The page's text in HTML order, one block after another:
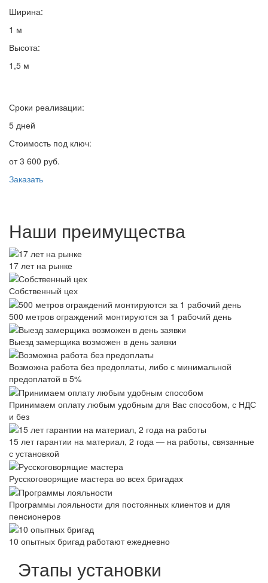
Ширина:
1 м
Высота:
1,5 м
Сроки реализации:
5 дней
Стоимость под ключ:
от 3 600 руб.
Заказать
Наши преимущества
17 лет на рынке
Собственный цех
500 метров ограждений монтируются за 1 рабочий день
Выезд замерщика возможен в день заявки
Возможна работа без предоплаты, либо с минимальной
предоплатой в 5%
Принимаем оплату любым удобным для Вас способом, с НДС
и без
15 лет гарантии на материал, 2 года — на работы, связанные
с установкой
Русскоговорящие мастера во всех бригадах
Программы лояльности для постоянных клиентов и для
пенсионеров
10 опытных бригад работают ежедневно
Этапы установки